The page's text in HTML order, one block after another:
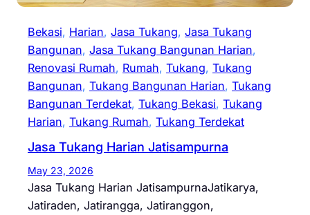
Bekasi, Harian, Jasa Tukang, Jasa Tukang
Bangunan, Jasa Tukang Bangunan Harian
Renovasi Rumah, Rumah, Tukang, Tukang
Bangunan, Tukang Bangunan Harian, Tukang
Bangunan Terdekat, Tukang Bekasi, Tukang
Harian, Tukang Rumah, Tukang Terdekat
Jasa Tukang Harian Jatisampurna
May 23, 2026
Jasa Tukang Harian JatisampurnaJatikarya,
Jatiraden, Jatirangga, Jatiranggon,